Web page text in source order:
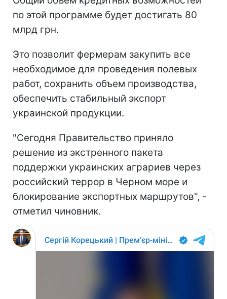
по этой программе будет достигать 80
млрд грн.
Это позволит фермерам закупить все
необходимое для проведения полевых
работ, сохранить объем производства,
обеспечить стабильный экспорт
украинской продукции.
"Сегодня Правительство приняло
решение из экстренного пакета
поддержки украинских аграриев через
российский террор в Черном море и
блокирование экспортных маршрутов", -
отметил чиновник.